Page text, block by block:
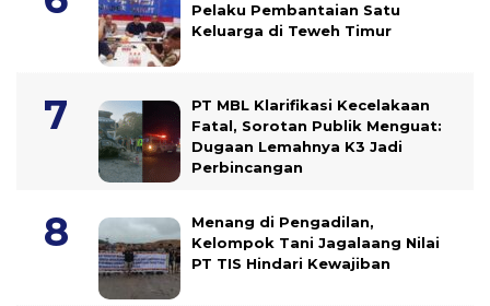
Pelaku Pembantaian Satu
Keluarga di Teweh Timur
PT MBL Klarifikasi Kecelakaan
Fatal, Sorotan Publik Menguat:
Dugaan Lemahnya K3 Jadi
Perbincangan
Menang di Pengadilan,
Kelompok Tani Jagalaang Nilai
PT TIS Hindari Kewajiban